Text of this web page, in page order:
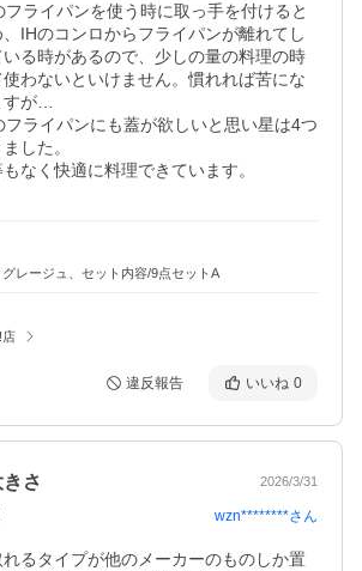
ライパンを使う時に取っ手を付けると
IHのコンロからフライパンが離れてし
いる時があるので、少しの量の料理の時
わないといけません。慣れれば苦にな
が…
フライパンにも蓋が欲しいと思い星は4つ
した。
なく快適に料理できています。
レージュ、セット内容/9点セットA
店
違反報告 いいね 0
さ 2026/3/31
wzn********さん
るタイプが他のメーカーのものしか置